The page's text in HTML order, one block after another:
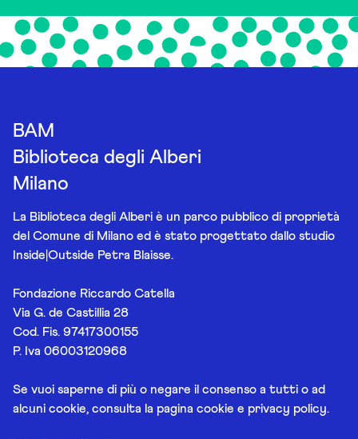
BAM
Biblioteca degli Alberi
Milano
La Biblioteca degli Alberi è un parco pubblico di proprietà
del Comune di Milano ed è stato progettato dallo studio
Inside|Outside Petra Blaisse.
Fondazione Riccardo Catella
Via G. de Castillia 28
Cod. Fis. 97417300155
P. Iva 06003120968
Se vuoi saperne di più o negare il consenso a tutti o ad
alcuni cookie, consulta la pagina cookie e privacy policy.